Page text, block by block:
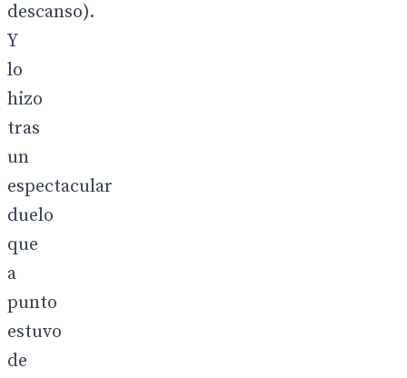
descanso).
Y
lo
hizo
tras
un
espectacular
duelo
que
a
punto
estuvo
de